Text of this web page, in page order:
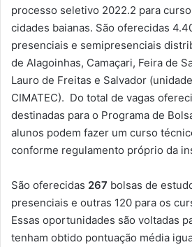
processo seletivo 2022.2 para
cidades baianas. São oferecidas
presenciais e semipresenciais
de Alagoinhas, Camaçari, Feira de
Lauro de Freitas e Salvador
CIMATEC). Do total de vagas
destinadas para o Programa de
alunos podem fazer um curso
conforme regulamento próprio da
São oferecidas 267 bolsas de
presenciais e outras 120 para os
Essas oportunidades são voltadas
tenham obtido pontuação média